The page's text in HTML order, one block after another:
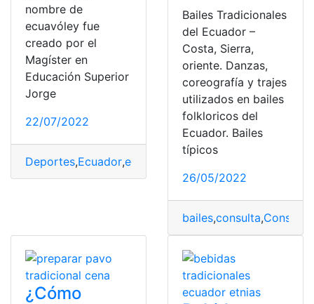
nombre de
ecuavóley fue
creado por el
Magíster en
Educación Superior
Jorge
22/07/2022
Deportes,Ecuador,ecuavoley
Bailes Tradicionales
del Ecuador –
Costa, Sierra,
oriente. Danzas,
coreografía y trajes
utilizados en bailes
folkloricos del
Ecuador. Bailes
típicos
26/05/2022
bailes,consulta,Consulta
¿Cómo